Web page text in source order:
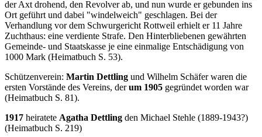
der Axt drohend, den Revolver ab, und nun wurde er gebunden ins
Ort geführt und dabei "windelweich" geschlagen. Bei der
Verhandlung vor dem Schwurgericht Rottweil erhielt er 11 Jahre
Zuchthaus: eine verdiente Strafe. Den Hinterbliebenen gewährten
Gemeinde- und Staatskasse je eine einmalige Entschädigung von
1000 Mark (Heimatbuch S. 53).
Schützenverein: Martin Dettling und Wilhelm Schäfer waren die
ersten Vorstände des Vereins, derum 1905 gegründet worden war
(Heimatbuch S. 81).
1917 heiratete Agatha Dettling den Michael Stehle (1889-1943?)
(Heimatbuch S. 219)